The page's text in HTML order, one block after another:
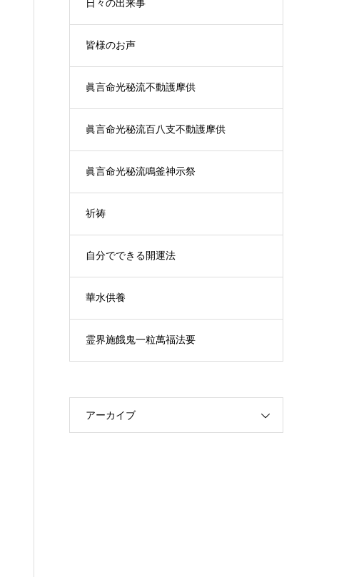
日々の出来事
皆様のお声
眞言命光秘流不動護摩供
眞言命光秘流百八支不動護摩供
眞言命光秘流鳴釜神示祭
祈祷
自分でできる開運法
華水供養
霊界施餓鬼一粒萬福法要
アーカイブ